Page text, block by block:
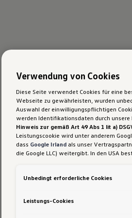
Verwendung von Cookies
Diese Seite verwendet Cookies für eine
Webseite zu gewährleisten, wurden
Auswahl der einwilligungspflichtigen
werden Identifikationsdaten durch unsere
Hinweis zur gemäß Art 49 Abs 1 lit a)
Leistungscookie wird unter anderem
dass Google Irland als unser
die Google LLC) weitergibt. In den USA
nicht wirksam durchsetzen können, in
Daten erlangen können, wobei Eingriffe
Notwendige beschränkt sind.
Unbedingt erforderliche Cookies
Leistungs-Cookies